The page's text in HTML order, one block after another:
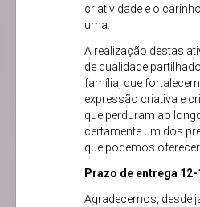
criatividade e o
uma.
A realização destas
de qualidade
família, que
expressão criativa e
que perduram ao
certamente um dos
que podemos oferecer.
Prazo de entrega 12-
Agradecemos, desde